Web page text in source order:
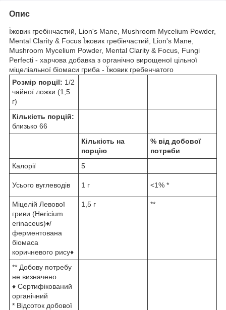
Опис
Їжовик гребінчастий, Lion's Mane, Mushroom Mycelium Powder,
Mental Clarity & Focus Їжовик гребінчастий, Lion's Mane,
Mushroom Mycelium Powder, Mental Clarity & Focus, Fungi
Perfecti - харчова добавка з органічно вирощеної цільної
міцеліальної біомаси гриба - Їжовик гребенчатого
Розмір порції: 1/2
чайної ложки (1,5
г)
Кількість порцій:
близько 66
Кількість на
порцію
% від добової
потреби
Калорії
5
Усього вуглеводів 1 г <1% *
Міцелій Левової
гриви (Hericium
erinaceus)♦/
ферментована
біомаса
коричневого рису♦
1,5 г **
** Добову потребу
не визначено.
♦ Сертифікований
органічний
* Відсоток добової